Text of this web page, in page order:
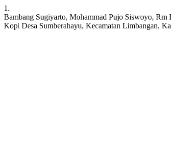
1.
Bambang Sugiyarto, Mohammad Pujo Siswoyo, Rm
Kopi Desa Sumberahayu, Kecamatan Limbangan,